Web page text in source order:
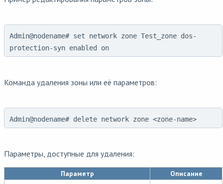
Admin@nodename# set network zone Test_zone dos-
protection-syn enabled on
Команда удаления зоны или её параметров:
Admin@nodename# delete network zone <zone-name>
Параметры, доступные для удаления:
Параметр Описание